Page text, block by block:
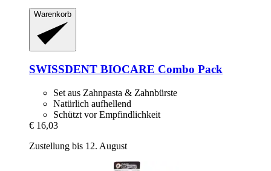
Warenkorb
SWISSDENT BIOCARE Combo Pack
Set aus Zahnpasta & Zahnbürste
Natürlich aufhellend
Schützt vor Empfindlichkeit
€ 16,03
Zustellung bis 12. August